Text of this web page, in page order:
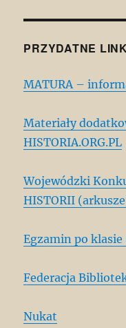
PRZYDATNE
MATURA –
Materiały
HISTORIA.ORG.PL
Wojewódzki
HISTORII
Egzamin po klasie
Federacja
Nukat